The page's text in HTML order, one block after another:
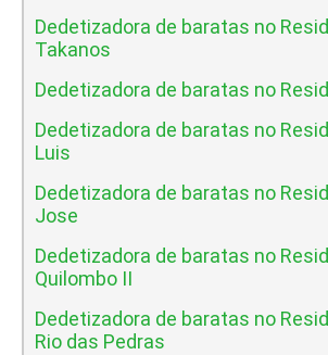
Dedetizadora de baratas no
Takanos
Dedetizadora de baratas no
Dedetizadora de baratas no
Luis
Dedetizadora de baratas no
Jose
Dedetizadora de baratas no
Quilombo II
Dedetizadora de baratas no
Rio das Pedras